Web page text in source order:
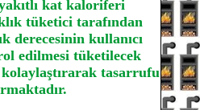
kat kaloriferi
tüketici tarafından
derecesinin kullanıcı
edilmesi tüketilecek
tasarrufu